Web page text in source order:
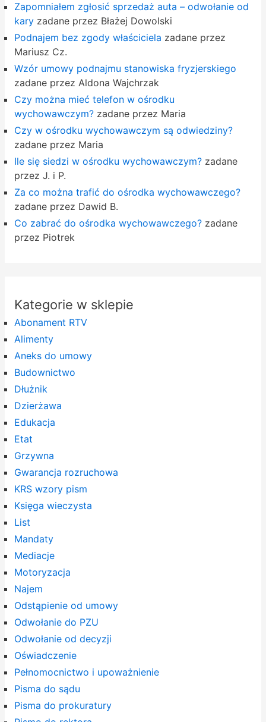
Zapomniałem zgłosić sprzedaż auta – odwołanie od
karyzadane przez Błażej Dowolski
Podnajem bez zgody właściciela zadane przez
Mariusz Cz.
Wzór umowy podnajmu stanowiska fryzjerskiego
zadane przez Aldona Wajchrzak
Czy można mieć telefon w ośrodku
wychowawczym?zadane przez Maria
Czy w ośrodku wychowawczym są odwiedziny?
zadane przez Maria
Ile się siedzi w ośrodku wychowawczym?zadane
przez J. i P.
Za co można trafić do ośrodka wychowawczego?
zadane przez Dawid B.
Co zabrać do ośrodka wychowawczego?zadane
przez Piotrek
Kategorie w sklepie
Abonament RTV
Alimenty
Aneks do umowy
Budownictwo
Dłużnik
Dzierżawa
Edukacja
Etat
Grzywna
Gwarancja rozruchowa
KRS wzory pism
Księga wieczysta
List
Mandaty
Mediacje
Motoryzacja
Najem
Odstąpienie od umowy
Odwołanie do PZU
Odwołanie od decyzji
Oświadczenie
Pełnomocnictwo i upoważnienie
Pisma do sądu
Pisma do prokuratury